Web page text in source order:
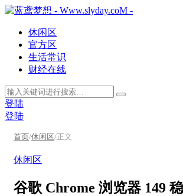
休闲区
官方区
生活常识
财经在线
登陆
登陆
首页/休闲区/正文
休闲区
谷歌 Chrome 浏览器 149